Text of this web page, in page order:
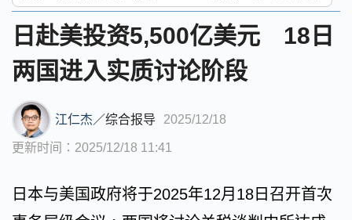
日赴美投资5,500亿美元 18日
两国进入实质讨论阶段
江仁杰 ／综合报导 2025/12/18
更新时间：2025/12/18 11:41
日本与美国政府将于2025年12月18日召开首次